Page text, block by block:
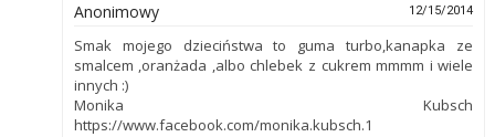
Anonimowy 12/15/2014
Smak mojego dzieciństwa to guma turbo,kanapka ze
smalcem ,oranżada ,albo chlebek z cukrem mmmm i wiele
innych :)
Monika Kubsch
https://www.facebook.com/monika.kubsch.1